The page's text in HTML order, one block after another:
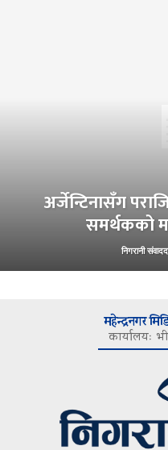
अर्जेन्टिनासँग
समर्थकको
निगरानी
महेन्द्रनगर
कार्यालयः